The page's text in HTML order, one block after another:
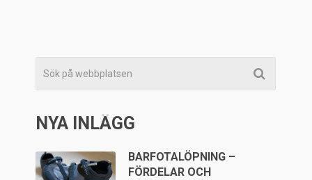
NYA INLÄGG
BARFOTALÖPNING –
FÖRDELAR OCH